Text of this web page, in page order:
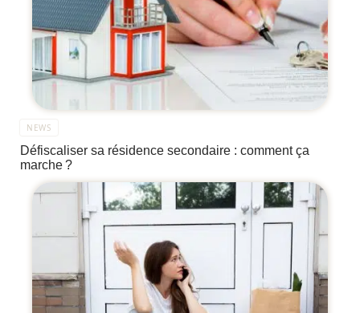
NEWS
Défiscaliser sa résidence secondaire : comment ça
marche ?